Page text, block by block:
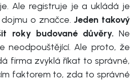
Ale registruje je a ukládá je
o značce. Jeden takový
roky budované důvěry. Ne
neodpouštějící. Ale proto, že
firma zvyklá říkat to správné,
faktorem to, zda to správné